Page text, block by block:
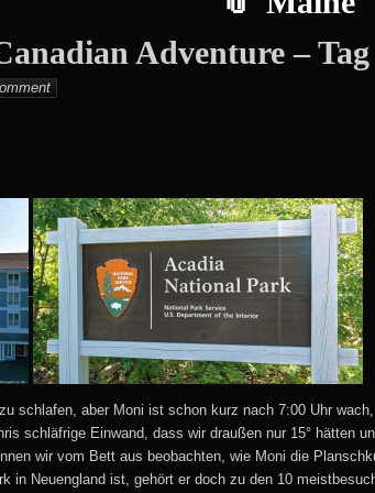
Adventure –
schlafen, aber Moni ist schon kurz nach 7:00 Uhr
schläfrige Einwand, dass wir draußen nur 15° hätten
wir vom Bett aus beobachten, wie Moni die
in Neuengland ist, gehört er doch zu den 10